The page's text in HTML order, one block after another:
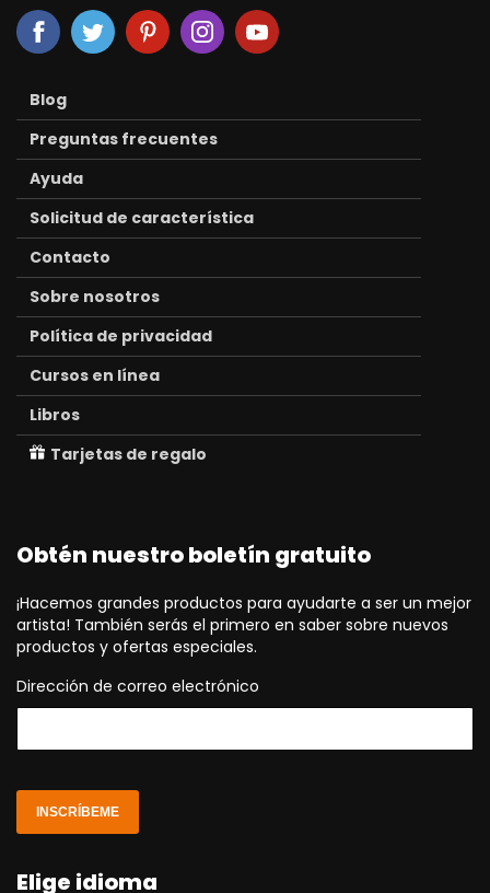
Blog
Preguntas frecuentes
Ayuda
Solicitud de característica
Contacto
Sobre nosotros
Política de privacidad
Cursos en línea
Libros
Tarjetas de regalo
Obtén nuestro boletín gratuito
¡Hacemos grandes productos para ayudarte a ser un mejor
artista! También serás el primero en saber sobre nuevos
productos y ofertas especiales.
Dirección de correo electrónico
INSCRÍBEME
Elige idioma